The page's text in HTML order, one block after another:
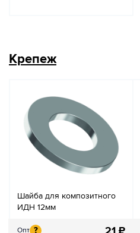
Крепеж
Шайба для композитного
ИДН 12мм
Опт ?